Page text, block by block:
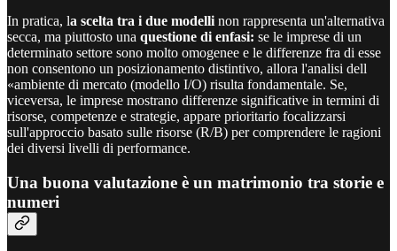
In pratica, la scelta tra i due modellinon rappresenta un'alternativa
secca, ma piuttosto una questione di enfasi: se le imprese di un
determinato settore sono molto omogenee e le differenze fra di esse
non consentono un posizionamento distintivo, allora l'analisi dell
«ambiente di mercato (modello I/O) risulta fondamentale. Se,
viceversa, le imprese mostrano differenze significative in termini di
risorse, competenze e strategie, appare prioritario focalizzarsi
sull'approccio basato sulle risorse (R/B) per comprendere le ragioni
dei diversi livelli di performance.
Una buona valutazione è un matrimonio tra storie e
numeri